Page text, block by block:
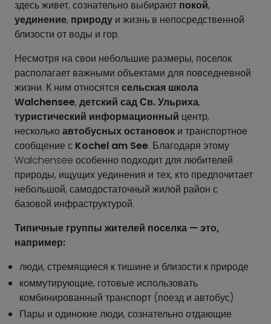
здесь живет, сознательно выбирают покой,
уединение, природу и жизнь в непосредственной
близости от воды и гор.
Несмотря на свои небольшие размеры, поселок
располагает важными объектами для повседневной
жизни. К ним относятся сельская школа
Walchensee, детский сад Св. Ульриха,
туристический информационный центр,
несколькоавтобусных остановок и транспортное
сообщение с Kochel am See. Благодаря этому
Walchensee особенно подходит для любителей
природы, ищущих уединения и тех, кто предпочитает
небольшой, самодостаточный жилой район с
базовой инфраструктурой.
Типичные группы жителей поселка — это,
например:
люди, стремящиеся к тишине и близости к природе
коммутирующие, готовые использовать
комбинированный транспорт (поезд и автобус)
Пары и одинокие люди, сознательно отдающие